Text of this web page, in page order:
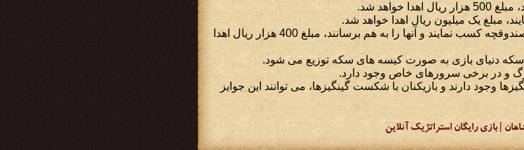
خواهد شد.
مبلغ یک میلیون ریال اهدا خواهد شد.
- به بازیکنانی که بتوانند یک کلید نقره ای و یک صندوقچه کسب نمایند و آنها را به هم برسانند، مبلغ 400 هزار ریال اهدا
و در برخی سرورهای خاص وجود دارد.
وجود دارند و بازیکنان با شکست گینگیزها، می توانند این جوایز
| بازی رایگان استراتژیک آنلاین